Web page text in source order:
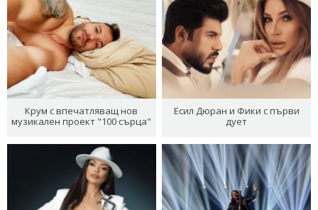
Крум с впечатляващ нов
музикален проект "100 сърца"
Есил Дюран и Фики с първи
дует